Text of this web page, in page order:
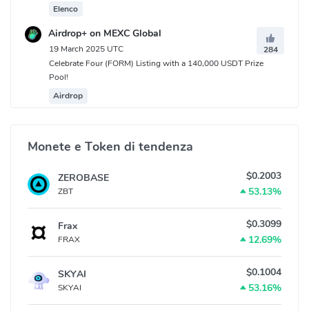
Elenco
Airdrop+ on MEXC Global
19 March 2025 UTC
284
Celebrate Four (FORM) Listing with a 140,000 USDT Prize
Pool!
Airdrop
Monete e Token di tendenza
ZEROBASE
ZBT
$0.2003
53.13%
Frax
FRAX
$0.3099
12.69%
SKYAI
SKYAI
$0.1004
53.16%